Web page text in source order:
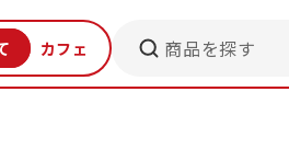
商品を探す